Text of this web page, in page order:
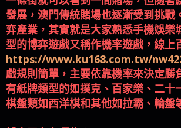
發展，澳門傳統賭場也逐漸受到挑戰
弈產業，其實就是大家熟悉手機娛樂
型的博弈遊戲又稱作機率遊戲，線
https://www.ku168.com.tw/
戲規則簡單，主要依靠機率來決定勝
有紙牌類型的如撲克、百家樂、二十
棋盤類如西洋棋和其他如拉霸、輪盤